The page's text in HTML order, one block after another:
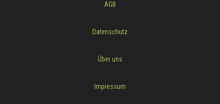
AGB
Datenschutz
Über uns
Impressum